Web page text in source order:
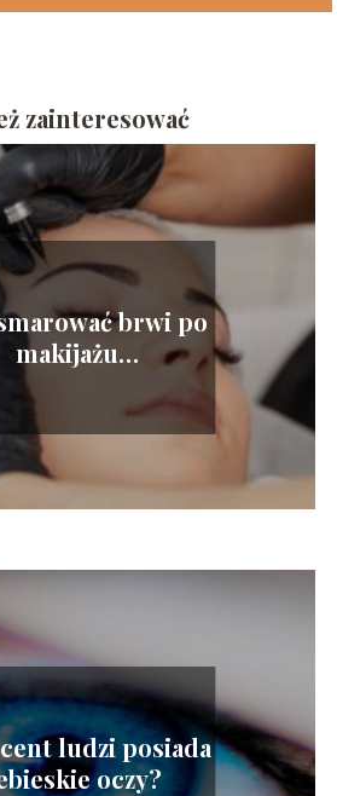
zainteresować
brwi po
makijażu
ludzi posiada
oczy?